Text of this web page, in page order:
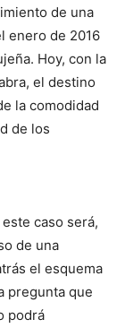
de una
enero de 2016
Hoy, con la
el destino
la comodidad
de los
caso será,
de una
el esquema
pregunta que
podrá